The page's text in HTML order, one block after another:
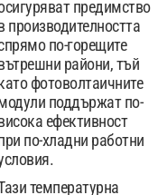
предимство
производителността
по-горещите
райони, тъй
фотоволтаичните
поддържат по-
ефективност
по-хладни работни
температурна